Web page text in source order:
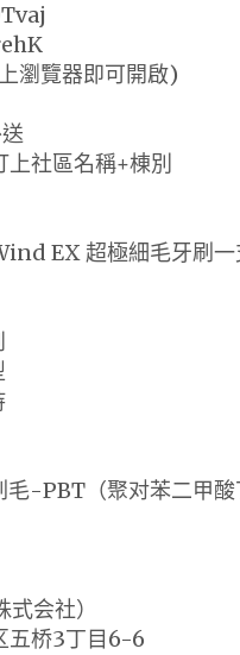
瀏覽器即可開啟)
社區名稱+棟別
EX 超極細毛牙刷
毛-PBT（聚对苯二甲
会社）
五桥3丁目6-6